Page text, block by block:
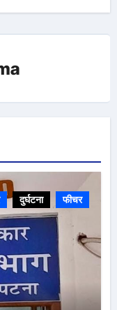
दुर्घटना फीचर